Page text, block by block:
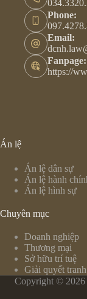
Phone:
Email:
Fanpage:
https://
Án lệ
Án lệ dân sự
Án lệ hành
Án lệ hình sự
Chuyên mục
Doanh nghiệp
Thương mại
Sở hữu trí tuệ
Giải quyết
Copyright ©